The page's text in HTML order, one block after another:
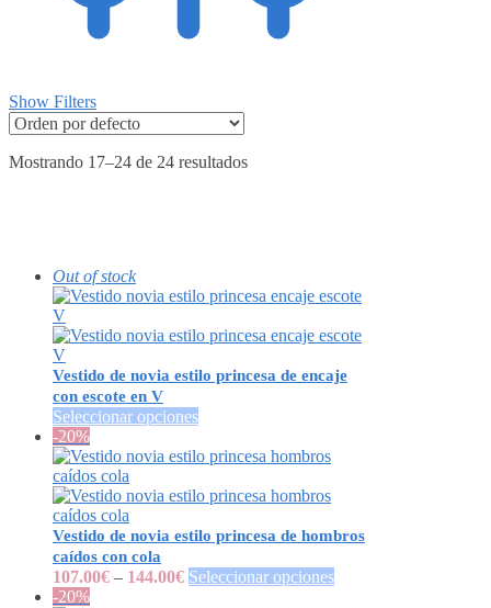
Show Filters
Mostrando 17–24 de 24 resultados
Out of stock
Vestido de novia estilo princesa de encaje
con escote en V
Seleccionar opciones
-20%
Vestido de novia estilo princesa de hombros
caídos con cola
107.00€ – 144.00€ Seleccionar opciones
-20%